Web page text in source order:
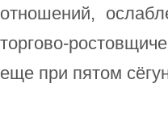
отношений,
торгово-
еще при пятом